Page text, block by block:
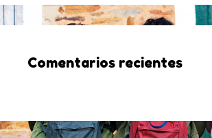
Comentarios recientes